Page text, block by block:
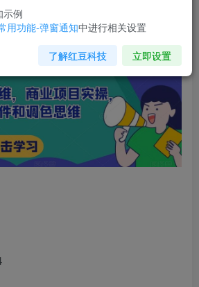
项目实操，打通软件和调色思维
示例
用功能-弹窗通知中进行相关设置
了解红豆科技 立即设置